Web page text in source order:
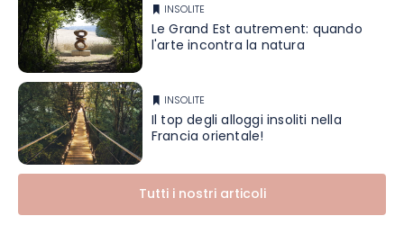
INSOLITE
Le Grand Est autrement: quando
l'arte incontra la natura
INSOLITE
Il top degli alloggi insoliti nella
Francia orientale!
Tutti i nostri articoli